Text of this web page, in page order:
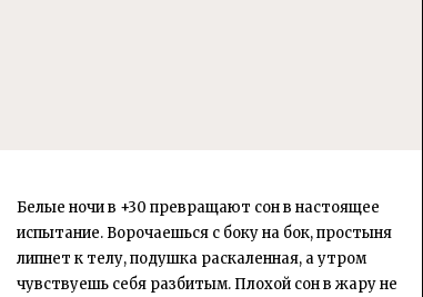
Белые ночи в +30 превращают сон в настоящее
испытание. Ворочаешься с боку на бок, простыня
липнет к телу, подушка раскаленная, а утром
чувствуешь себя разбитым. Плохой сон в жару не